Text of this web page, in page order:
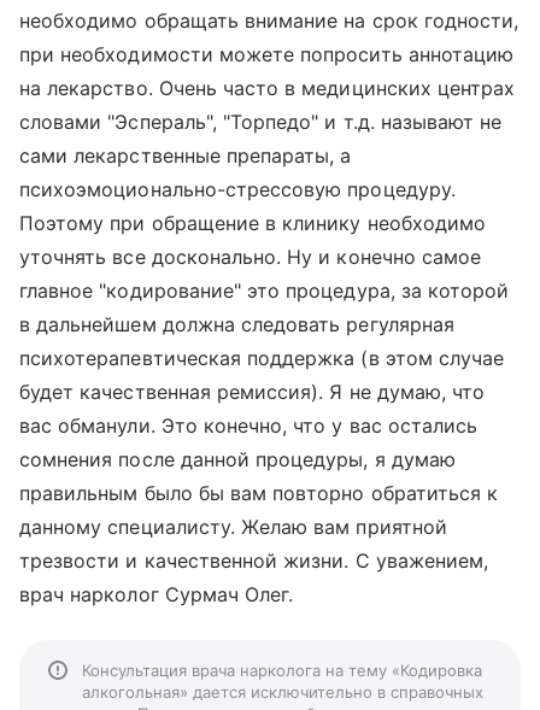
необходимо обращать внимание на срок годности,
при необходимости можете попросить аннотацию
на лекарство. Очень часто в медицинских центрах
словами "Эспераль", "Торпедо" и т.д. называют не
сами лекарственные препараты, а
психоэмоционально-стрессовую процедуру.
Поэтому при обращение в клинику необходимо
уточнять все досконально. Ну и конечно самое
главное "кодирование" это процедура, за которой
в дальнейшем должна следовать регулярная
психотерапевтическая поддержка (в этом случае
будет качественная ремиссия). Я не думаю, что
вас обманули. Это конечно, что у вас остались
сомнения после данной процедуры, я думаю
правильным было бы вам повторно обратиться к
данному специалисту. Желаю вам приятной
трезвости и качественной жизни. С уважением,
врач нарколог Сурмач Олег.
Консультация врача нарколога на тему «Кодировка
алкогольная» дается исключительно в справочных